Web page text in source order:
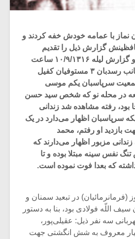
نماز با عمامه خودش خفه کردند و
گزارش ذیل را تقدیم
داشتند: صورتمجلس و گزارش لیله ۱۰/۹/۱۳۱۶ ساعت
۳۰/۲۲ یوم جاری اینجانب رسدبان‌ ۳ مستوفیان کفیل
سرپاسبان یکم موسی
در محله نو که شخص سید حسن
بود، رفته مشاهده شد زندانی
سرپاسبان اظهار می‌دارد در یک
او رفتم‌، محمد
مزبور اظهار می‌دارند که
نفس‌ سینه مبتلا بوده و تا
که بعدا فوت نموده است.
(فرمانرمائیان) در تبعید سمنان و
اللّه فولادی بود، بنا به دستور
سه نفر ذیل: عقیلی‌پور،
معروف به شش انگشتی جهت
روژا
نیم»
توانی
باشی،
موسیقی